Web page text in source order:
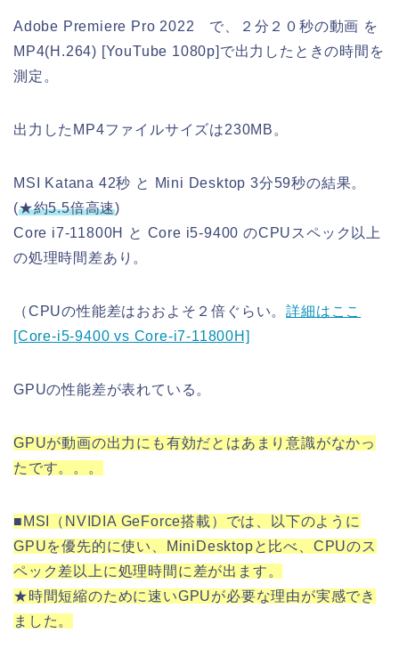
Adobe Premiere Pro 2022 で、２分２０秒の動画 を
MP4(H.264) [YouTube 1080p]で出力したときの時間を
測定。
出力したMP4ファイルサイズは230MB。
MSI Katana 42秒 と Mini Desktop 3分59秒の結果。
(★約5.5倍高速)
Core i7-11800H と Core i5-9400 のCPUスペック以上
の処理時間差あり。
（CPUの性能差はおおよそ２倍ぐらい。詳細はここ
[Core-i5-9400 vs Core-i7-11800H]
GPUの性能差が表れている。
GPUが動画の出力にも有効だとはあまり意識がなかっ
たです。。。
■MSI（NVIDIA GeForce搭載）では、以下のように
GPUを優先的に使い、MiniDesktopと比べ、CPUのス
ペック差以上に処理時間に差が出ます。
★時間短縮のために速いGPUが必要な理由が実感でき
ました。